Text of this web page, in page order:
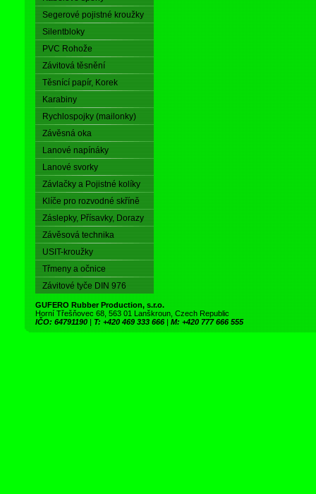
Segerové pojistné kroužky
Silentbloky
PVC Rohože
Závitová těsnění
Těsnící papír, Korek
Karabiny
Rychlospojky (mailonky)
Závěsná oka
Lanové napínáky
Lanové svorky
Závlačky a Pojistné kolíky
Klíče pro rozvodné skříně
Záslepky, Přísavky, Dorazy
Závěsová technika
USIT-kroužky
Třmeny a očnice
Závitové tyče DIN 976
GUFERO Rubber Production, s.r.o.
Horní Třešňovec 68, 563 01 Lanškroun, Czech Republic
IČO: 64791190 | T: +420 469 333 666 | M: +420 777 666 555